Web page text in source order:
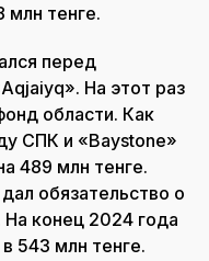
млн тенге.
перед
На этот раз
области. Как
СПК и «Baystone»
489 млн тенге.
обязательство о
На конец 2024 года
543 млн тенге.